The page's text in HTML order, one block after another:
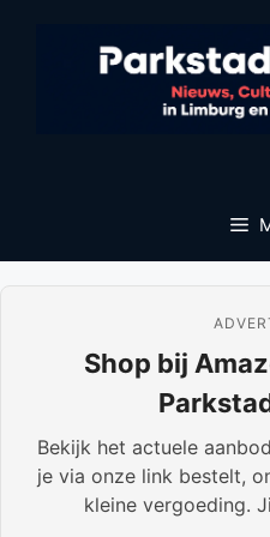
Shop bij
Bekijk het actuele
je via onze link bestelt,
kleine vergoeding.